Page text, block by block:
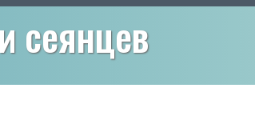
сеянцев